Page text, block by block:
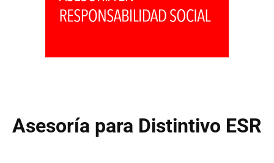
Asesoría para Distintivo ESR